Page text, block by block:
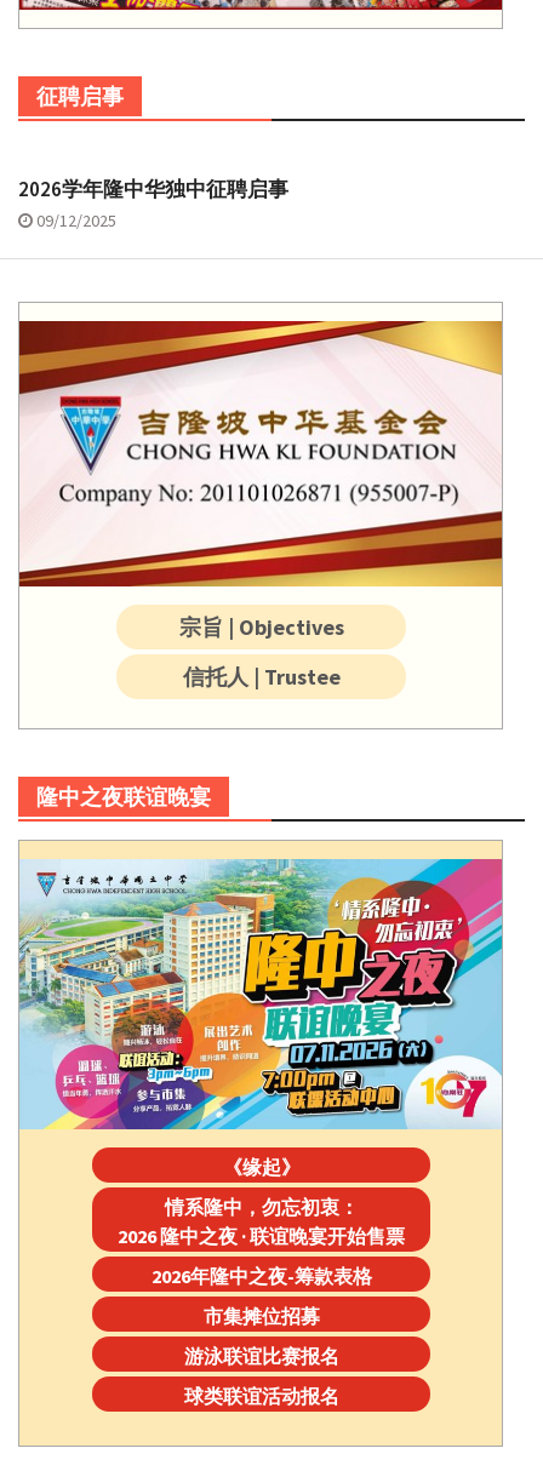
征聘启事
2026学年隆中华独中征聘启事
09/12/2025
宗旨 | Objectives
信托人 | Trustee
隆中之夜联谊晚宴
《缘起》
情系隆中，勿忘初衷：
2026 隆中之夜 · 联谊晚宴开始售票
2026年隆中之夜-筹款表格
市集摊位招募
游泳联谊比赛报名
球类联谊活动报名